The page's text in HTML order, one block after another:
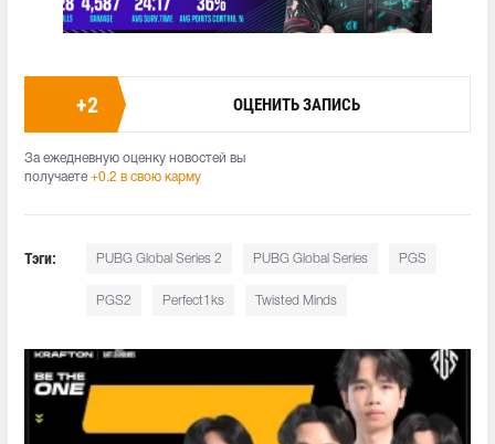
+2 ОЦЕНИТЬ ЗАПИСЬ
За ежедневную оценку новостей вы
получаете +0.2 в свою карму
Тэги: PUBG Global Series 2 PUBG Global Series PGS
PGS2 Perfect1ks Twisted Minds